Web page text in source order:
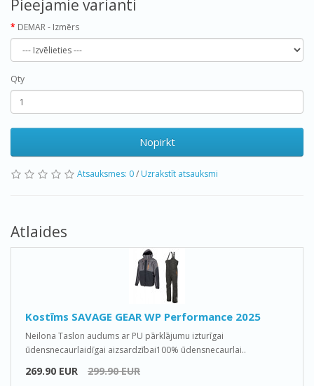
Pieejamie varianti
DEMAR - Izmērs
Qty
Nopirkt
Atsauksmes: 0/ Uzrakstīt atsauksmi
Atlaides
Kostīms SAVAGE GEAR WP Performance 2025
Neilona Taslon audums ar PU pārklājumu izturīgai
ūdensnecaurlaidīgai aizsardzībai100% ūdensnecaurlai..
269.90 EUR 299.90 EUR